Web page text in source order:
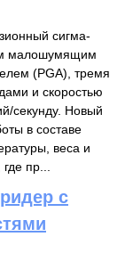
сигма-
малошумящим
(PGA), тремя
и скоростью
секунду. Новый
в составе
веса и
пр...
с